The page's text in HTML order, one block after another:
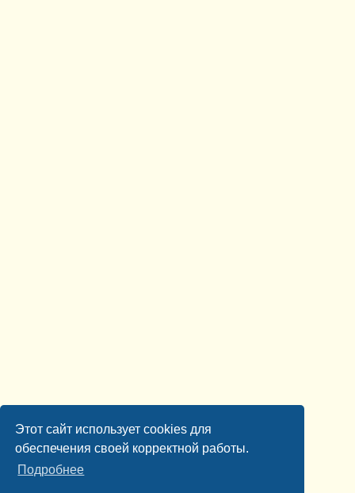
Этот сайт использует cookies для
обеспечения своей корректной работы.
Подробнее